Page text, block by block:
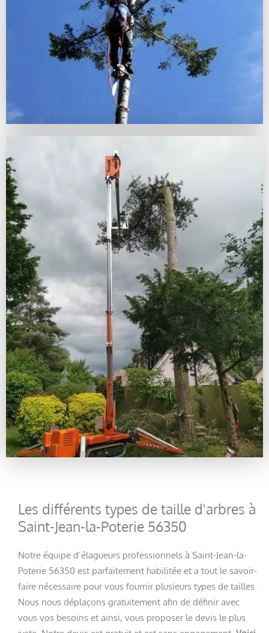
Les différents types de taille d'arbres à
Saint-Jean-la-Poterie 56350
Notre équipe d’élagueurs professionnels à Saint-Jean-la-
Poterie 56350 est parfaitement habilitée et a tout le savoir-
faire nécessaire pour vous fournir plusieurs types de tailles.
Nous nous déplaçons gratuitement afin de définir avec
vous vos besoins et ainsi, vous proposer le devis le plus